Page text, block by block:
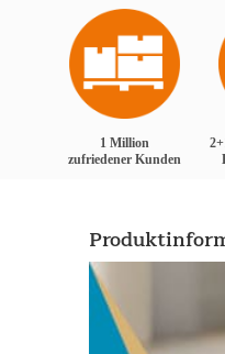
1 Million
zufriedener Kunden